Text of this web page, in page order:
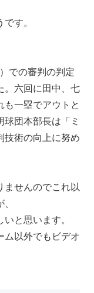
す。
での審判の判定
。六回に田中、七
も一塁でアウトと
団本部長は「ミ
技術の向上に努め
ませんのでこれ以
と思います。
ム以外でもビデオ